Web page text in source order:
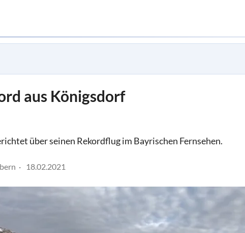
aus Königsdorf
über seinen Rekordflug im Bayrischen Fernsehen.
18.02.2021